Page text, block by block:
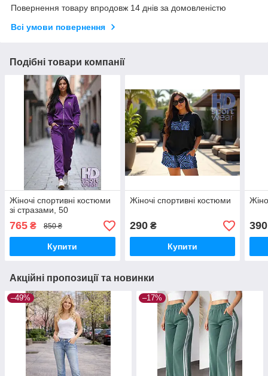
Повернення товару впродовж 14 днів за домовленістю
Всі умови повернення
Подібні товари компанії
Жіночі спортивні костюми
зі стразами, 50
765 ₴ 850 ₴
Купити
Жіночі спортивні костюми
290₴
Купити
390
Акційні пропозиції та новинки
–49% –17%